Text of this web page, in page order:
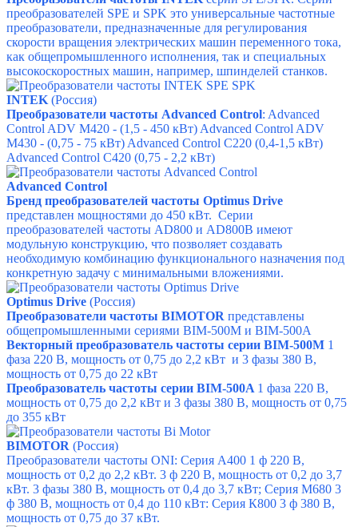
преобразователей SPE и SPK это универсальные частотные
преобразователи, предназначенные для регулирования
скорости вращения электрических машин переменного тока,
как общепромышленного исполнения, так и специальных
высокоскоростных машин, например, шпинделей станков.
INTEK(Россия)
Преобразователи частоты Advanced Control: Advanced
Control ADV M420 - (1,5 - 450 кВт) Advanced Control ADV
M430 - (0,75 - 75 кВт) Advanced Control C220 (0,4-1,5 кВт)
Advanced Control C420 (0,75 - 2,2 кВт)
Advanced Control
Бренд преобразователей частоты Optimus Drive
представлен мощностями до 450 кВт. Серии
преобразователей частоты AD800 и AD800B имеют
модульную конструкцию, что позволяет создавать
необходимую комбинацию функционального назначения под
конкретную задачу с минимальными вложениями.
Optimus Drive (Россия)
Преобразователи частоты BIMOTOR представлены
общепромышленными сериями BIM-500М и BIM-500A
Векторный преобразователь частоты серии BIM-500M 1
фаза 220 В, мощность от 0,75 до 2,2 кВт и 3 фазы 380 В,
мощность от 0,75 до 22 кВт
Преобразователь частоты серии BIM-500A 1 фаза 220 В,
мощность от 0,75 до 2,2 кВт и 3 фазы 380 В, мощность от 0,75
до 355 кВт
BIMOTOR (Россия)
Преобразователи частоты ONI: Серия А400 1 ф 220 В,
мощность от 0,2 до 2,2 кВт. 3 ф 220 В, мощность от 0,2 до 3,7
кВт. 3 фазы 380 В, мощность от 0,4 до 3,7 кВт; Серия М680 3
ф 380 В, мощность от 0,4 до 110 кВт: Серия К800 3 ф 380 В,
мощность от 0,75 до 37 кВт.